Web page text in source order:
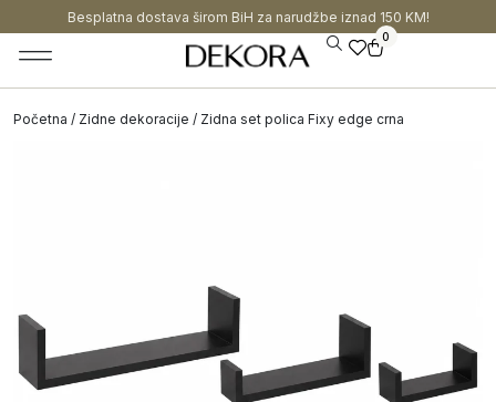
Besplatna dostava širom BiH za narudžbe iznad 150 KM!
0
Početna / Zidne dekoracije / Zidna set polica Fixy edge crna